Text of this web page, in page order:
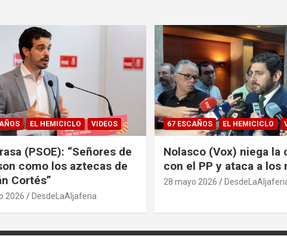
EL HEMICICLO VIDEOS
(PSOE): “Señores de
como los aztecas de
Cortés”
2026 DesdeLaAljaferia
67 ESCAÑOS EL HEMICICLO
Nolasco (Vox) niega la
con el PP y ataca a los
28 mayo 2026